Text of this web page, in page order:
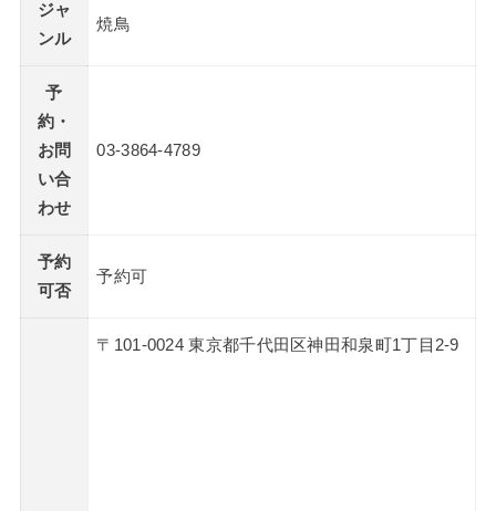
ジャ
ンル
焼鳥
予
約・
お問
い合
わせ
03-3864-4789
予約
可否
予約可
〒101-0024 東京都千代田区神田和泉町1丁目2-9